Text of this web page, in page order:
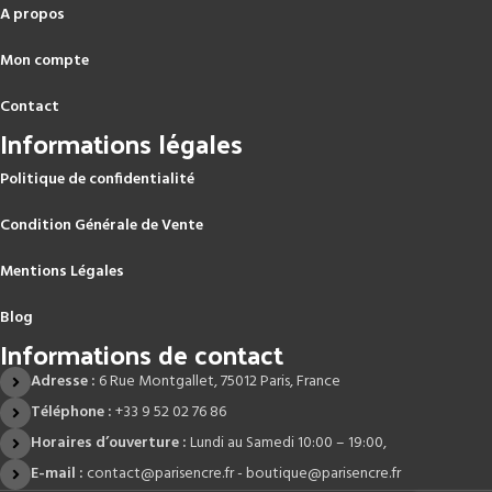
A propos
Mon compte
Contact
Informations légales
Politique de confidentialité
Condition Générale de Vente
Mentions Légales
Blog
Informations de contact
Adresse : 6 Rue Montgallet, 75012 Paris, France
Téléphone :+33 9 52 02 76 86
Horaires d’ouverture :Lundi au Samedi 10:00 – 19:00,
E-mail : contact@parisencre.fr - boutique@parisencre.fr